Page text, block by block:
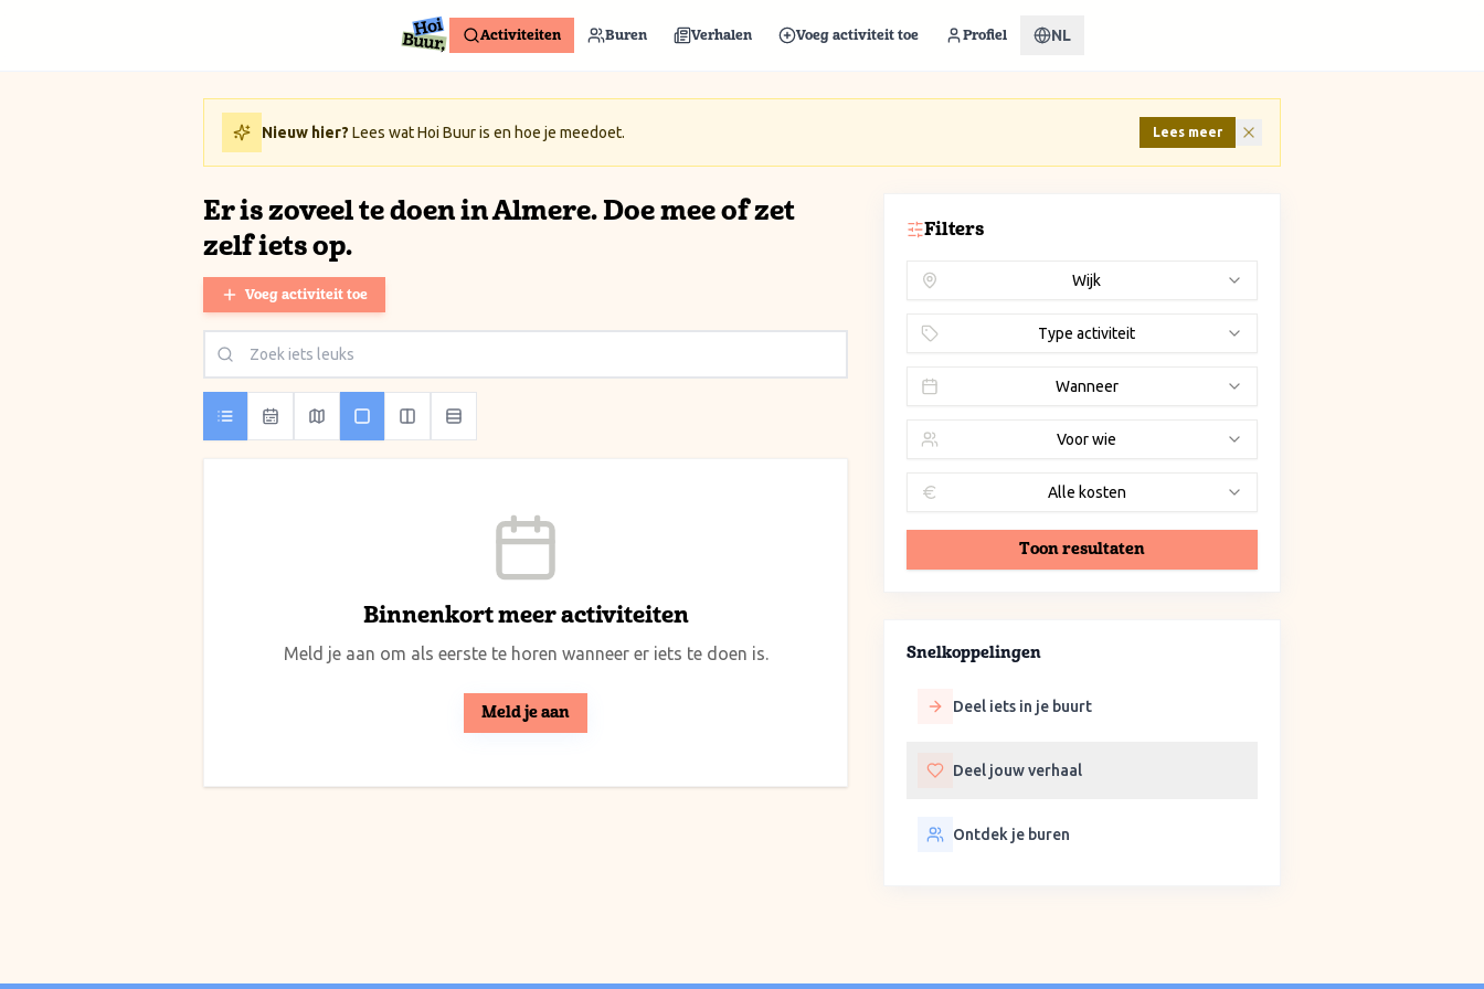
Activiteiten Buren Verhalen Voeg activiteit toe Profiel NL
Nieuw hier? Lees wat Hoi Buur is en hoe je meedoet. Lees meer
Er is zoveel te doen in Almere. Doe mee of zet
zelf iets op.
Voeg activiteit toe
Binnenkort meer activiteiten
Meld je aan om als eerste te horen wanneer er iets te doen is.
Meld je aan
Filters
Wijk
Type activiteit
Wanneer
Voor wie
Alle kosten
Toon resultaten
Snelkoppelingen
Deel iets in je buurt
Deel jouw verhaal
Ontdek je buren